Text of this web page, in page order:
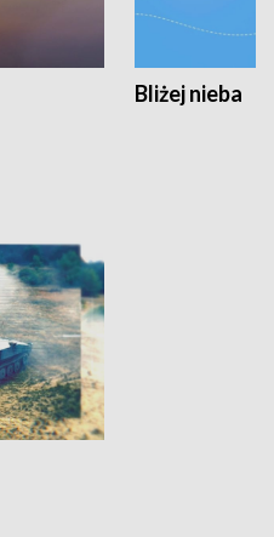
Bliżej nieba